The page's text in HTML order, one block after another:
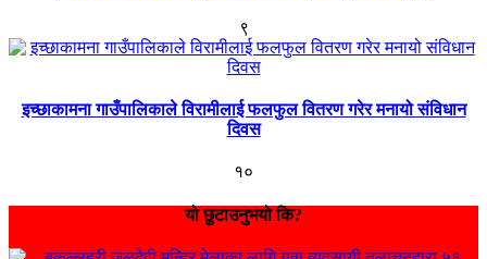
९
इच्छाकामना गाउँपालिकाले विरामीलाई फलफुल वितरण गरेर मनायो संविधान
दिवस
१०
यो छुटाउनुभयो कि?